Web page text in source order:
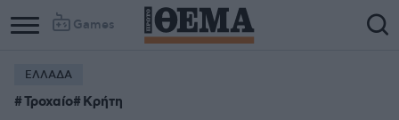
Games
ΕΛΛΑΔΑ
Τροχαίο Κρήτη